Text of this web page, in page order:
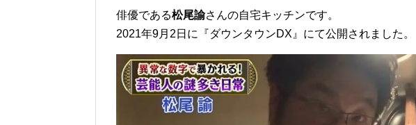
俳優である松尾諭さんの自宅キッチンです。
2021年9月2日に『ダウンタウンDX』にて公開されました。